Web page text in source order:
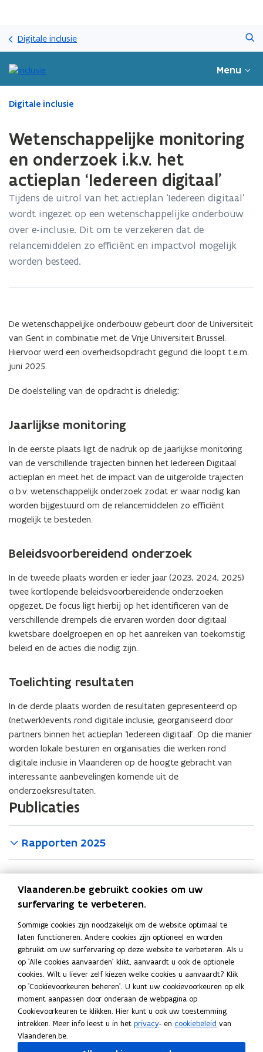
gaan
Digitale inclusie
Menu
Gedaan
zich
op:
Wetenschappelijke
monitoring
onderzoek
het
actieplan
Digitale inclusie
Wetenschappelijke monitoring
en onderzoek i.k.v. het
actieplan ‘Iedereen digitaal’
Tijdens de uitrol van het actieplan ‘Iedereen digitaal’
wordt ingezet op een wetenschappelijke onderbouw
over e-inclusie. Dit om te verzekeren dat de
relancemiddelen zo efficiënt en impactvol mogelijk
worden besteed.
De wetenschappelijke onderbouw gebeurt door de Universiteit
van Gent in combinatie met de Vrije Universiteit Brussel.
Hiervoor werd een overheidsopdracht gegund die loopt t.e.m.
juni 2025.
De doelstelling van de opdracht is drieledig:
Jaarlijkse monitoring
In de eerste plaats ligt de nadruk op de jaarlijkse monitoring
van de verschillende trajecten binnen het Iedereen Digitaal
actieplan en meet het de impact van de uitgerolde trajecten
o.b.v. wetenschappelijk onderzoek zodat er waar nodig kan
worden bijgestuurd om de relancemiddelen zo efficiënt
mogelijk te besteden.
Beleidsvoorbereidend onderzoek
In de tweede plaats worden er ieder jaar (2023, 2024, 2025)
twee kortlopende beleidsvoorbereidende onderzoeken
opgezet. De focus ligt hierbij op het identificeren van de
verschillende drempels die ervaren worden door digitaal
kwetsbare doelgroepen en op het aanreiken van toekomstig
beleid en de acties die nodig zijn.
Toelichting resultaten
In de derde plaats worden de resultaten gepresenteerd op
(netwerk)events rond digitale inclusie, georganiseerd door
partners binnen het actieplan ‘Iedereen digitaal’. Op die manier
worden lokale besturen en organisaties die werken rond
digitale inclusie in Vlaanderen op de hoogte gebracht van
interessante aanbevelingen komende uit de
onderzoeksresultaten.
Publicaties
Rapporten 2025
Rapporten 2024
Rapporten 2023
Deel deze pagina
L
i
n
k
e
d
K
o
p
i
e
e
Neem contact met ons op
Heb je een vraag of opmerking?
Vlaanderen.be gebruikt cookies om uw
surfervaring te verbeteren.
Sommige cookies zijn noodzakelijk om de website optimaal te
laten functioneren. Andere cookies zijn optioneel en worden
gebruikt om uw surfervaring op deze website te verbeteren. Als u
op 'Alle cookies aanvaarden' klikt, aanvaardt u ook de optionele
cookies. Wilt u liever zelf kiezen welke cookies u aanvaardt? Klik
op 'Cookievoorkeuren beheren'. U kunt uw cookievoorkeuren op elk
moment aanpassen door onderaan de webpagina op
Cookievoorkeuren te klikken. Hier kunt u ook uw toestemming
intrekken. Meer info leest u in het privacy- en cookiebeleid van
Vlaanderen.be.